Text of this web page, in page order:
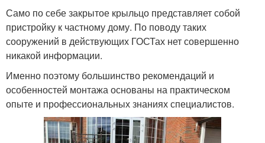
Само по себе закрытое крыльцо представляет собой
пристройку к частному дому. По поводу таких
сооружений в действующих ГОСТах нет совершенно
никакой информации.
Именно поэтому большинство рекомендаций и
особенностей монтажа основаны на практическом
опыте и профессиональных знаниях специалистов.